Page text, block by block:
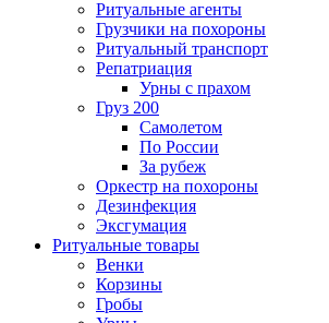
Ритуальные агенты
Грузчики на похороны
Ритуальный транспорт
Репатриация
Урны с прахом
Груз 200
Самолетом
По России
За рубеж
Оркестр на похороны
Дезинфекция
Эксгумация
Ритуальные товары
Венки
Корзины
Гробы